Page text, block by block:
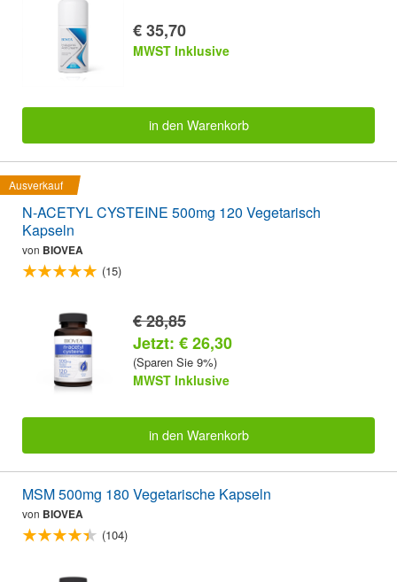
€ 35,70
MWST Inklusive
in den Warenkorb
Ausverkauf
N-ACETYL CYSTEINE 500mg 120 Vegetarisch
Kapseln
von BIOVEA
(15)
€ 28,85
Jetzt: € 26,30
(Sparen Sie 9%)
MWST Inklusive
in den Warenkorb
MSM 500mg 180 Vegetarische Kapseln
von BIOVEA
(104)